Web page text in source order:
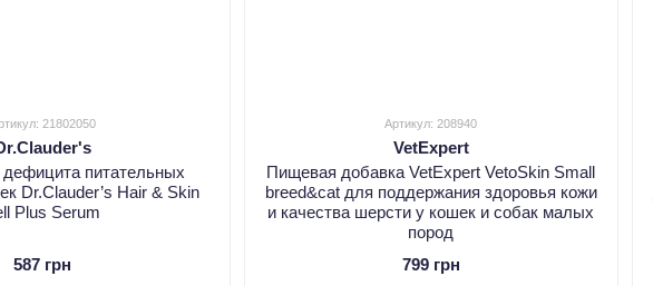
21802050
питательных
Dr.Clauder’s Hair & Skin
Plus Serum
587 грн
Артикул: 208940
VetExpert
Пищевая добавка VetExpert VetoSkin Small
breed&cat для поддержания здоровья кожи
и качества шерсти у кошек и собак малых
пород
799 грн